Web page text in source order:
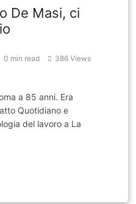
De Masi, ci
0 min read 386 Views
a 85 anni. Era
Quotidiano e
del lavoro a La